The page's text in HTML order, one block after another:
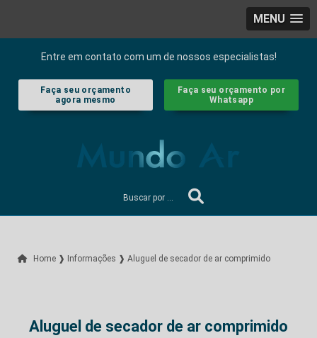
MENU
Entre em contato com um de nossos especialistas!
Faça seu orçamento
agora mesmo
Faça seu orçamento por
Whatsapp
Home ❱ Informações ❱ Aluguel de secador de ar comprimido
Aluguel de secador de ar comprimido